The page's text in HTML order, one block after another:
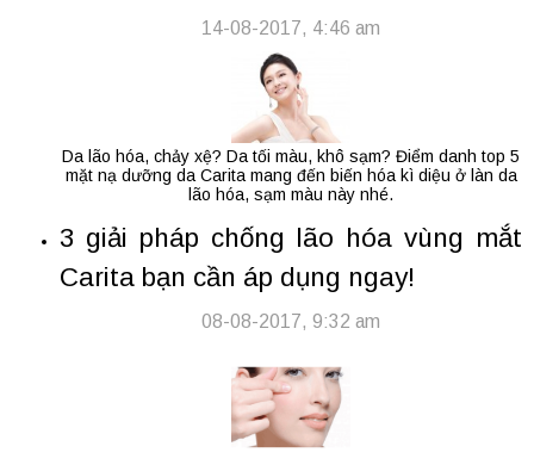
14-08-2017, 4:46 am
Da lão hóa, chảy xệ? Da tối màu, khô sạm? Điểm danh top 5
mặt nạ dưỡng da Carita mang đến biến hóa kì diệu ở làn da
lão hóa, sạm màu này nhé.
3 giải pháp chống lão hóa vùng mắt
Carita bạn cần áp dụng ngay!
08-08-2017, 9:32 am